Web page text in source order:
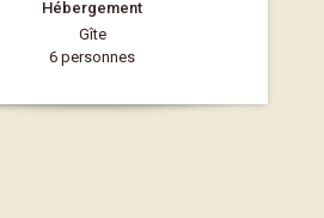
Hébergement
Gîte
6 personnes